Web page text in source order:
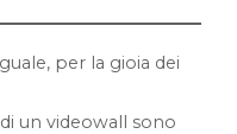
per la gioia dei
un videowall sono